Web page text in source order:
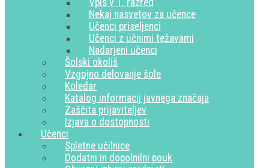
Vpis v 1. razred
Nekaj nasvetov za učence
Učenci priseljenci
Učenci z učnimi težavami
Nadarjeni učenci
Šolski okoliš
Vzgojno delovanje šole
Koledar
Katalog informacij javnega značaja
Zaščita prijaviteljev
Izjava o dostopnosti
Učenci
Spletne učilnice
Dodatni in dopolnilni pouk